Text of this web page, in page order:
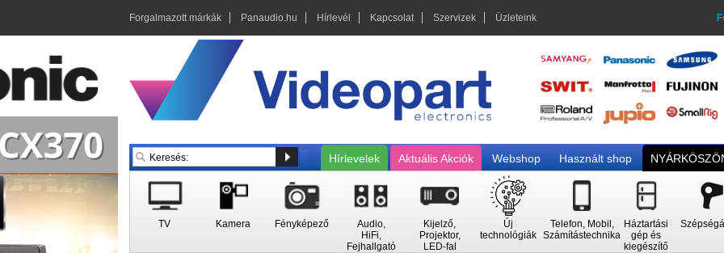
Forgalmazott márkák Panaudio.hu Hírlevél Kapcsolat Szervizek Üzleteink
Hírlevelek
Aktuális Akciók Webshop Használt shop
TV Kamera Fényképező
Audio,
HiFi,
Fejhallgató
Kijelző,
Projektor,
LED-fal
Új
technológiák
Telefon, Mobil,
Számítástechnika
Háztartási
gép és
kiegészítő